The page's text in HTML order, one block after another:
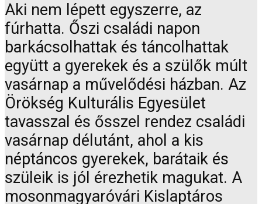
Aki nem lépett egyszerre, az
fúrhatta. Őszi családi napon
barkácsolhattak és táncolhattak
együtt a gyerekek és a szülők múlt
vasárnap a művelődési házban. Az
Örökség Kulturális Egyesület
tavasszal és ősszel rendez családi
vasárnap délutánt, ahol a kis
néptáncos gyerekek, barátaik és
szüleik is jól érezhetik magukat. A
mosonmagyaróvári Kislaptáros